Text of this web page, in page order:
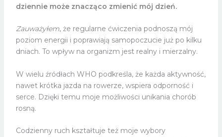
dziennie może znacząco zmienić mój dzień.
Zauważyłem, że regularne ćwiczenia podnoszą mój
poziom energii i poprawiają samopoczucie już po kilku
dniach. To wpływ na organizm jest realny i mierzalny.
W wielu źródłach WHO podkreśla, że każda aktywność,
nawet krótka jazda na rowerze, wspiera odporność i
serce. Dzięki temu moje możliwości unikania chorób
rosną.
Codzienny ruch kształtuje też moje wybory